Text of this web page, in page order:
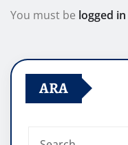
You must be logged in
ARA